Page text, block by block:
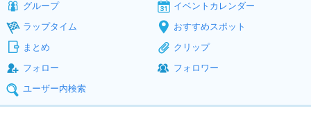
グループ
イベントカレンダー
ラップタイム
おすすめスポット
まとめ
クリップ
フォロー
フォロワー
ユーザー内検索